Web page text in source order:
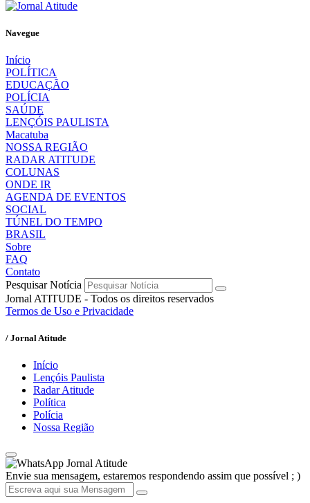
Navegue
Início
POLÍTICA
EDUCAÇÃO
POLÍCIA
SAÚDE
LENÇÓIS PAULISTA
Macatuba
NOSSA REGIÃO
RADAR ATITUDE
COLUNAS
ONDE IR
AGENDA DE EVENTOS
SOCIAL
TÚNEL DO TEMPO
BRASIL
Sobre
FAQ
Contato
Pesquisar Notícia
Jornal ATITUDE - Todos os direitos reservados
Termos de Uso e Privacidade
/ Jornal Atitude
Início
Lençóis Paulista
Radar Atitude
Política
Polícia
Nossa Região
Jornal Atitude
Envie sua mensagem, estaremos respondendo assim que possível ; )